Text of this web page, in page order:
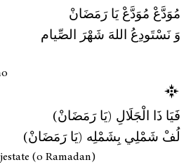
مُوَدَّعْ مُوَدَّعْ يَا رَمَضَانْ
وَ نَسْتَودِعُ اللهَ شَهْرَ الصِّيام
فَيَا ذَا الْجَلَالِ (يَا رَمَضَانْ)
لُفْ شَمْلِي بِشَمْلِه (يَا رَمَضَانْ)
(o Ramadan)